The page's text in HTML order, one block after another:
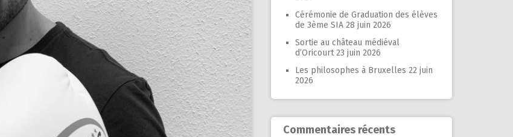
Cérémonie de Graduation des élèves
de 3ème SIA 28 juin 2026
Sortie au château médiéval
d’Oricourt 23 juin 2026
Les philosophes à Bruxelles 22 juin
2026
Commentaires récents